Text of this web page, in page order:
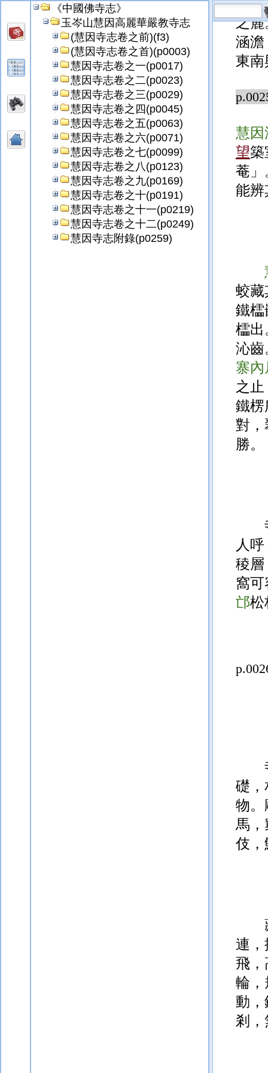
《中國佛寺志》
玉岑山慧因高麗華嚴教寺志
(慧因寺志卷之前)(f3)
(慧因寺志卷之首)(p0003)
慧因寺志卷之一(p0017)
慧因寺志卷之二(p0023)
慧因寺志卷之三(p0029)
慧因寺志卷之四(p0045)
慧因寺志卷之五(p0063)
慧因寺志卷之六(p0071)
慧因寺志卷之七(p0099)
慧因寺志卷之八(p0123)
慧因寺志卷之九(p0169)
慧因寺志卷之十(p0191)
慧因寺志卷之十一(p0219)
慧因寺志卷之十二(p0249)
慧因寺志附錄(p0259)
典。
之麓
涵澹
東南
慧因
望築
菴」
能辨
蛟藏
鐵櫺
櫺出
沁齒
寨內
之
鐵楞
對，
勝。
人
稜層
窩
邙松
礎，
物。
馬
伎，
連，
飛
輪，
動，
剎，